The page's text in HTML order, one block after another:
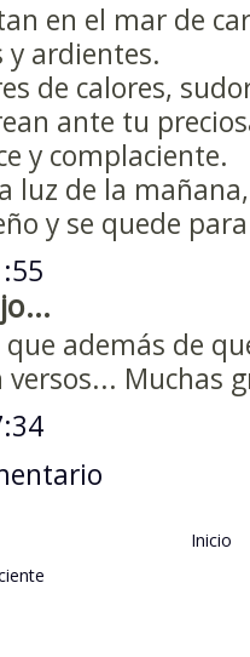
en el mar de
y ardientes.
de calores,
ante tu
y complaciente.
luz de la
y se quede
que además de
versos... Muchas
Inicio